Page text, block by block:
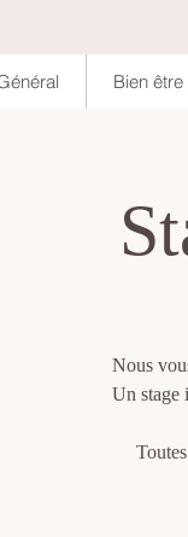
Bien
Nous
Un stage